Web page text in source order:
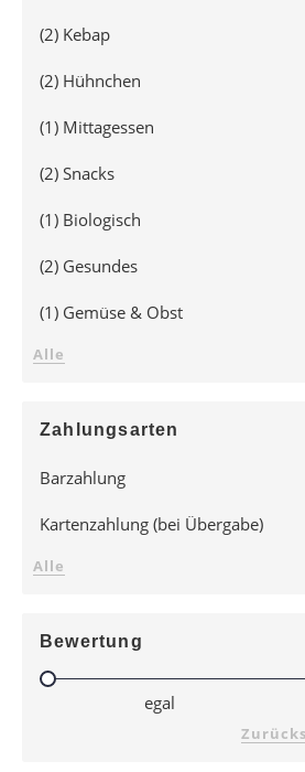
(2) Kebap
(2) Hühnchen
(1) Mittagessen
(2) Snacks
(1) Biologisch
(2) Gesundes
(1) Gemüse & Obst
Alle
Zahlungsarten
Barzahlung
Kartenzahlung (bei Übergabe)
Alle
Bewertung
egal